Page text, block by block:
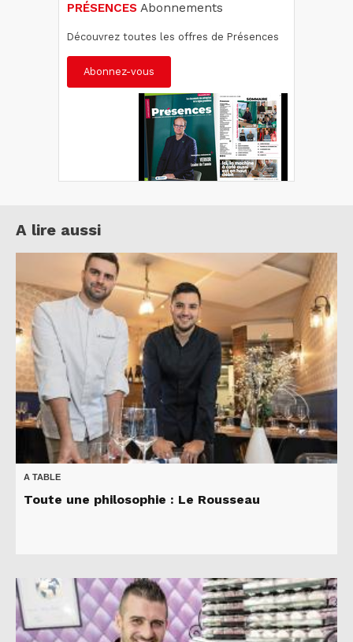
PRÉSENCES Abonnements
Découvrez toutes les offres de Présences
Abonnez-vous
A lire aussi
A TABLE
Toute une philosophie : Le Rousseau